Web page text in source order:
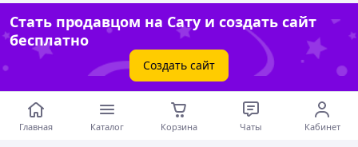
Стать продавцом на Сату и создать сайт
бесплатно
Создать сайт
Главная Каталог Корзина Чаты Кабинет